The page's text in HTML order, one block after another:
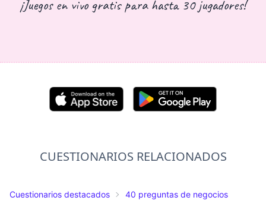
¡Juegos en vivo gratis para hasta 30 jugadores!
CUESTIONARIOS RELACIONADOS
Cuestionarios destacados 40 preguntas de negocios